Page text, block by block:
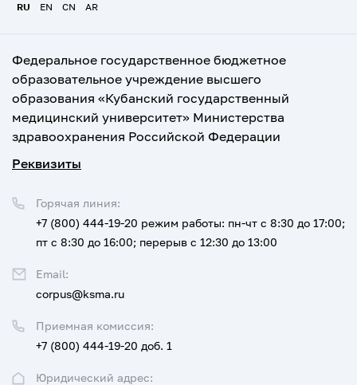
RU EN CN AR
Федеральное государственное бюджетное
образовательное учреждение высшего
образования «Кубанский государственный
медицинский университет» Министерства
здравоохранения Российской Федерации
Реквизиты
Юридический адрес:
Приемная комиссия:
+7 (800) 444-19-20 доб. 1
Горячая линия:
+7 (800) 444-19-20 режим работы: пн-чт с 8:30 до 17:00;
пт с 8:30 до 16:00; перерыв с 12:30 до 13:00
Email:
corpus@ksma.ru